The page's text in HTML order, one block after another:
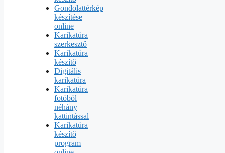
Gondolattérkép
készítése
online
Karikatúra
szerkesztő
Karikatúra
készítő
Digitális
karikatúra
Karikatúra
fotóból
néhány
kattintással
Karikatúra
készítő
program